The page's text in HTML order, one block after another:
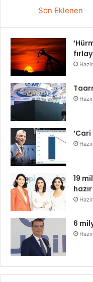
Son Eklenen
19
hazır
6